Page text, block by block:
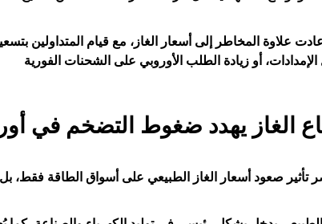
علاوة المخاطر إلى أسعار الغاز، مع قيام المتداولين
الغاز يهدد ضغوط التضخم في